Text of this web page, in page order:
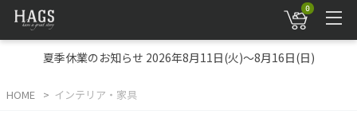
0
夏季休業のお知らせ 2026年8月11日(火)～8月16日(日)
HOME インテリア・家具